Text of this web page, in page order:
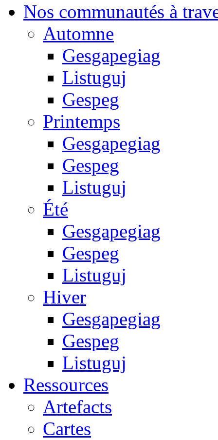
Nos communautés à
Automne
Gesgapegiag
Listuguj
Gespeg
Printemps
Gesgapegiag
Gespeg
Listuguj
Été
Gesgapegiag
Gespeg
Listuguj
Hiver
Gesgapegiag
Gespeg
Listuguj
Ressources
Artefacts
Cartes